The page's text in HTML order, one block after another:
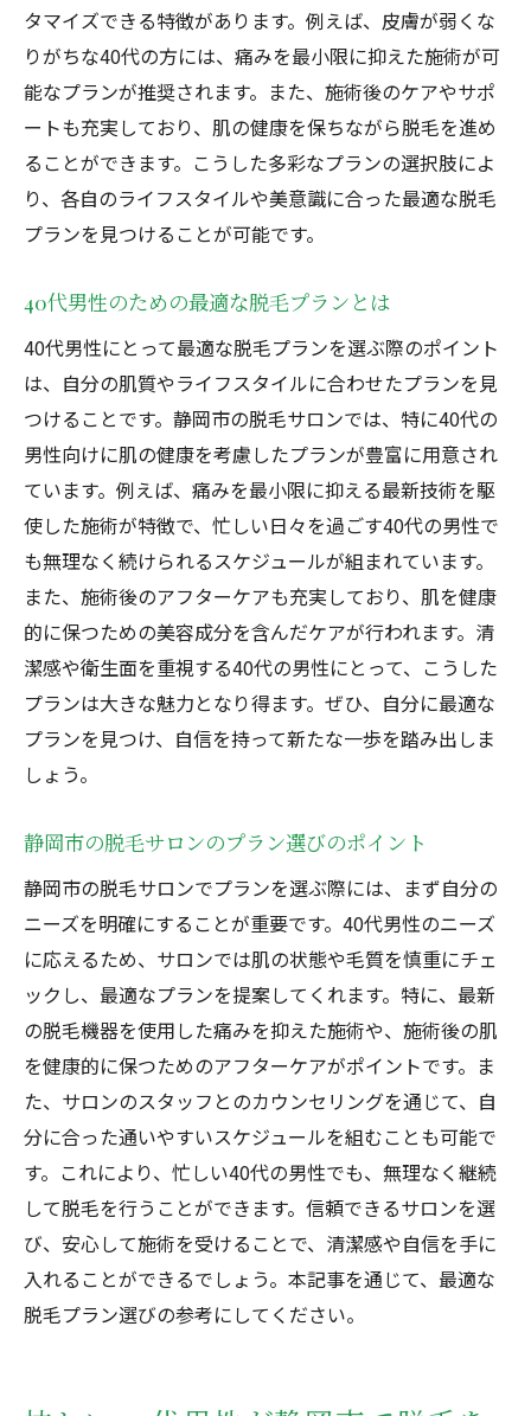
タマイズできる特徴があります。例えば、皮膚が弱くな
りがちな40代の方には、痛みを最小限に抑えた施術が可
能なプランが推奨されます。また、施術後のケアやサポ
ートも充実しており、肌の健康を保ちながら脱毛を進め
ることができます。こうした多彩なプランの選択肢によ
り、各自のライフスタイルや美意識に合った最適な脱毛
プランを見つけることが可能です。
40代男性のための最適な脱毛プランとは
40代男性にとって最適な脱毛プランを選ぶ際のポイント
は、自分の肌質やライフスタイルに合わせたプランを見
つけることです。静岡市の脱毛サロンでは、特に40代の
男性向けに肌の健康を考慮したプランが豊富に用意され
ています。例えば、痛みを最小限に抑える最新技術を駆
使した施術が特徴で、忙しい日々を過ごす40代の男性で
も無理なく続けられるスケジュールが組まれています。
また、施術後のアフターケアも充実しており、肌を健康
的に保つための美容成分を含んだケアが行われます。清
潔感や衛生面を重視する40代の男性にとって、こうした
プランは大きな魅力となり得ます。ぜひ、自分に最適な
プランを見つけ、自信を持って新たな一歩を踏み出しま
しょう。
静岡市の脱毛サロンのプラン選びのポイント
静岡市の脱毛サロンでプランを選ぶ際には、まず自分の
ニーズを明確にすることが重要です。40代男性のニーズ
に応えるため、サロンでは肌の状態や毛質を慎重にチェ
ックし、最適なプランを提案してくれます。特に、最新
の脱毛機器を使用した痛みを抑えた施術や、施術後の肌
を健康的に保つためのアフターケアがポイントです。ま
た、サロンのスタッフとのカウンセリングを通じて、自
分に合った通いやすいスケジュールを組むことも可能で
す。これにより、忙しい40代の男性でも、無理なく継続
して脱毛を行うことができます。信頼できるサロンを選
び、安心して施術を受けることで、清潔感や自信を手に
入れることができるでしょう。本記事を通じて、最適な
脱毛プラン選びの参考にしてください。